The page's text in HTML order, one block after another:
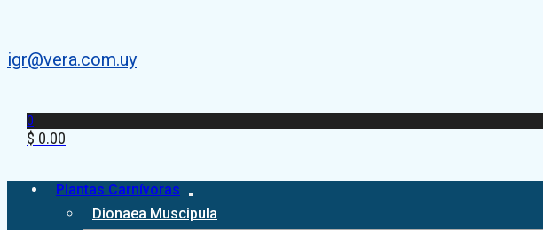
igr@vera.com.uy
0
$ 0.00
Plantas Carnívoras
Dionaea Muscipula